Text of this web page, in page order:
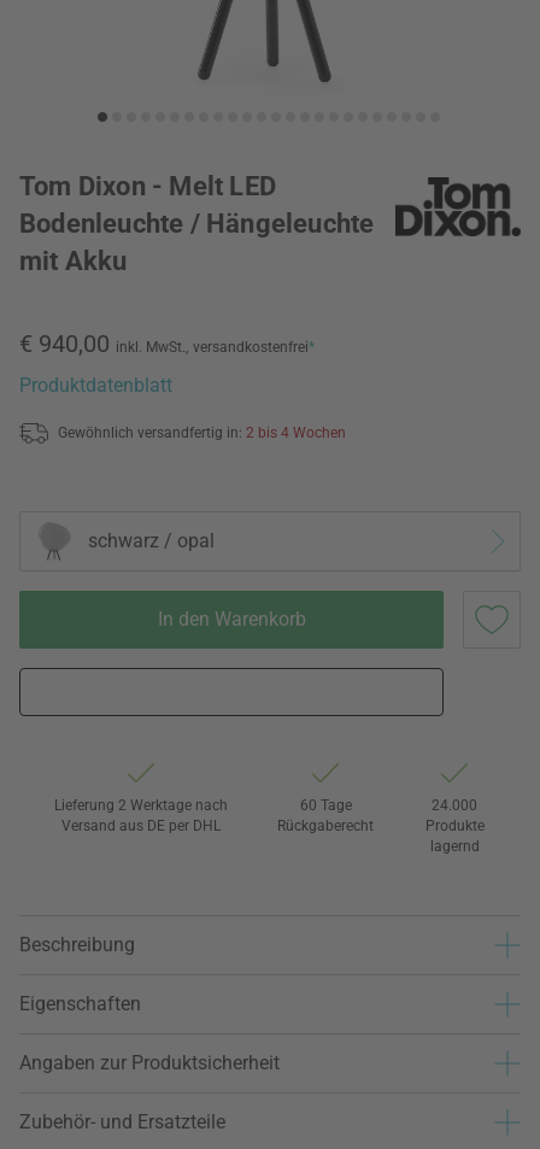
Tom Dixon - Melt LED
Bodenleuchte / Hängeleuchte
mit Akku
€ 940,00 inkl. MwSt., versandkostenfrei*
Produktdatenblatt
Gewöhnlich versandfertig in: 2 bis 4 Wochen
schwarz / opal
In den Warenkorb
Lieferung 2 Werktage nach
Versand aus DE per DHL
60 Tage
Rückgaberecht
24.000
Produkte
lagernd
Beschreibung
Eigenschaften
Angaben zur Produktsicherheit
Zubehör- und Ersatzteile